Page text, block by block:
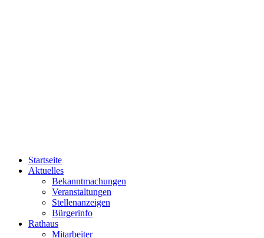
Startseite
Aktuelles
Bekanntmachungen
Veranstaltungen
Stellenanzeigen
Bürgerinfo
Rathaus
Mitarbeiter